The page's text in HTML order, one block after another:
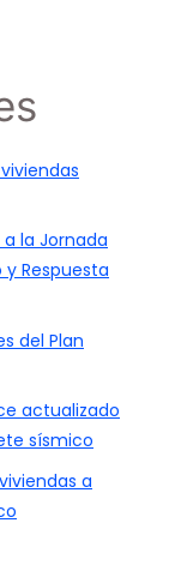
la Jornada
Respuesta
del Plan
actualizado
sísmico
a